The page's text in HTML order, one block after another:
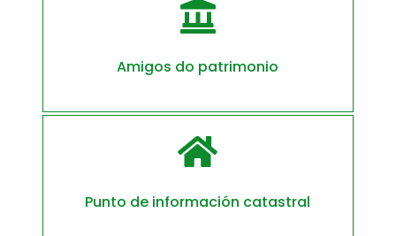

Amigos do patrimonio

Punto de información catastral